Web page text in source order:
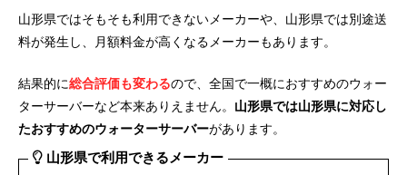
山形県ではそもそも利用できないメーカーや、山形県では別途送
料が発生し、月額料金が高くなるメーカーもあります。
結果的に総合評価も変わるので、全国で一概におすすめのウォー
ターサーバーなど本来ありえません。 山形県では山形県に対応し
たおすすめのウォーターサーバーがあります。
山形県で利用できるメーカー